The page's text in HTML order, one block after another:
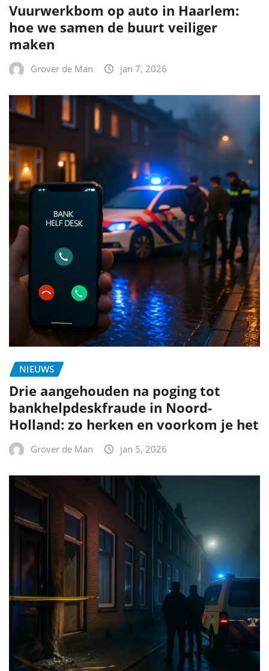
Vuurwerkbom op auto in Haarlem:
hoe we samen de buurt veiliger
maken
Grover de Man jan 7, 2026
NIEUWS
Drie aangehouden na poging tot
bankhelpdeskfraude in Noord-
Holland: zo herken en voorkom je het
Grover de Man jan 5, 2026